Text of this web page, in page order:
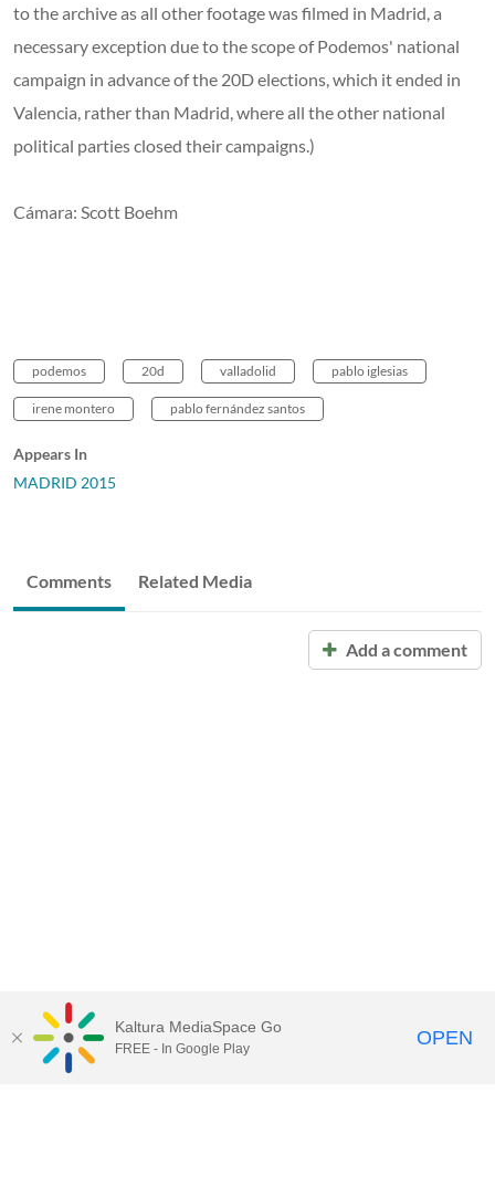
to the archive as all other footage was filmed in Madrid, a
necessary exception due to the scope of Podemos' national
campaign in advance of the 20D elections, which it ended in
Valencia, rather than Madrid, where all the other national
political parties closed their campaigns.)
Cámara: Scott Boehm
podemos 20d valladolid pablo iglesias
irene montero pablo fernández santos
Appears In
MADRID 2015
Comments Related Media
Add a comment
Kaltura MediaSpace Go
FREE - In Google Play OPEN